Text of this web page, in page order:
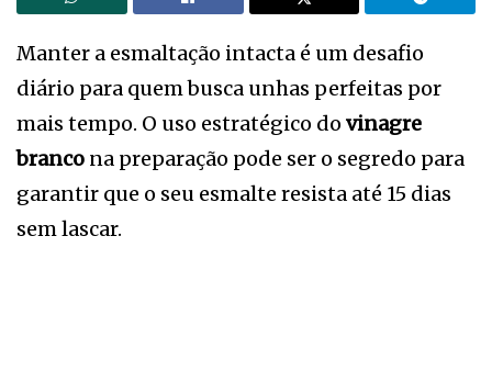
Manter a esmaltação intacta é um desafio
diário para quem busca unhas perfeitas por
mais tempo. O uso estratégico do vinagre
branco na preparação pode ser o segredo para
garantir que o seu esmalte resista até 15 dias
sem lascar.